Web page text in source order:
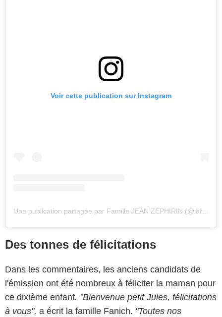
Voir cette publication sur Instagram
Des tonnes de félicitations
Dans les commentaires, les anciens candidats de
l'émission ont été nombreux à féliciter la maman pour
ce dixième enfant. "Bienvenue petit Jules, félicitations
à vous", a écrit la famille Fanich. "Toutes nos